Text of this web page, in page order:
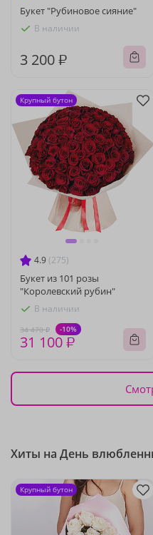
Букет "Рубиновое сияние"
В наличии
3 200 ₽
4.9 (275)
Букет из 101 розы
"Королевский рубин"
В наличии
34 470 ₽ -10%
31 100 ₽
Крупный бутон
Хиты на День
Крупный бутон